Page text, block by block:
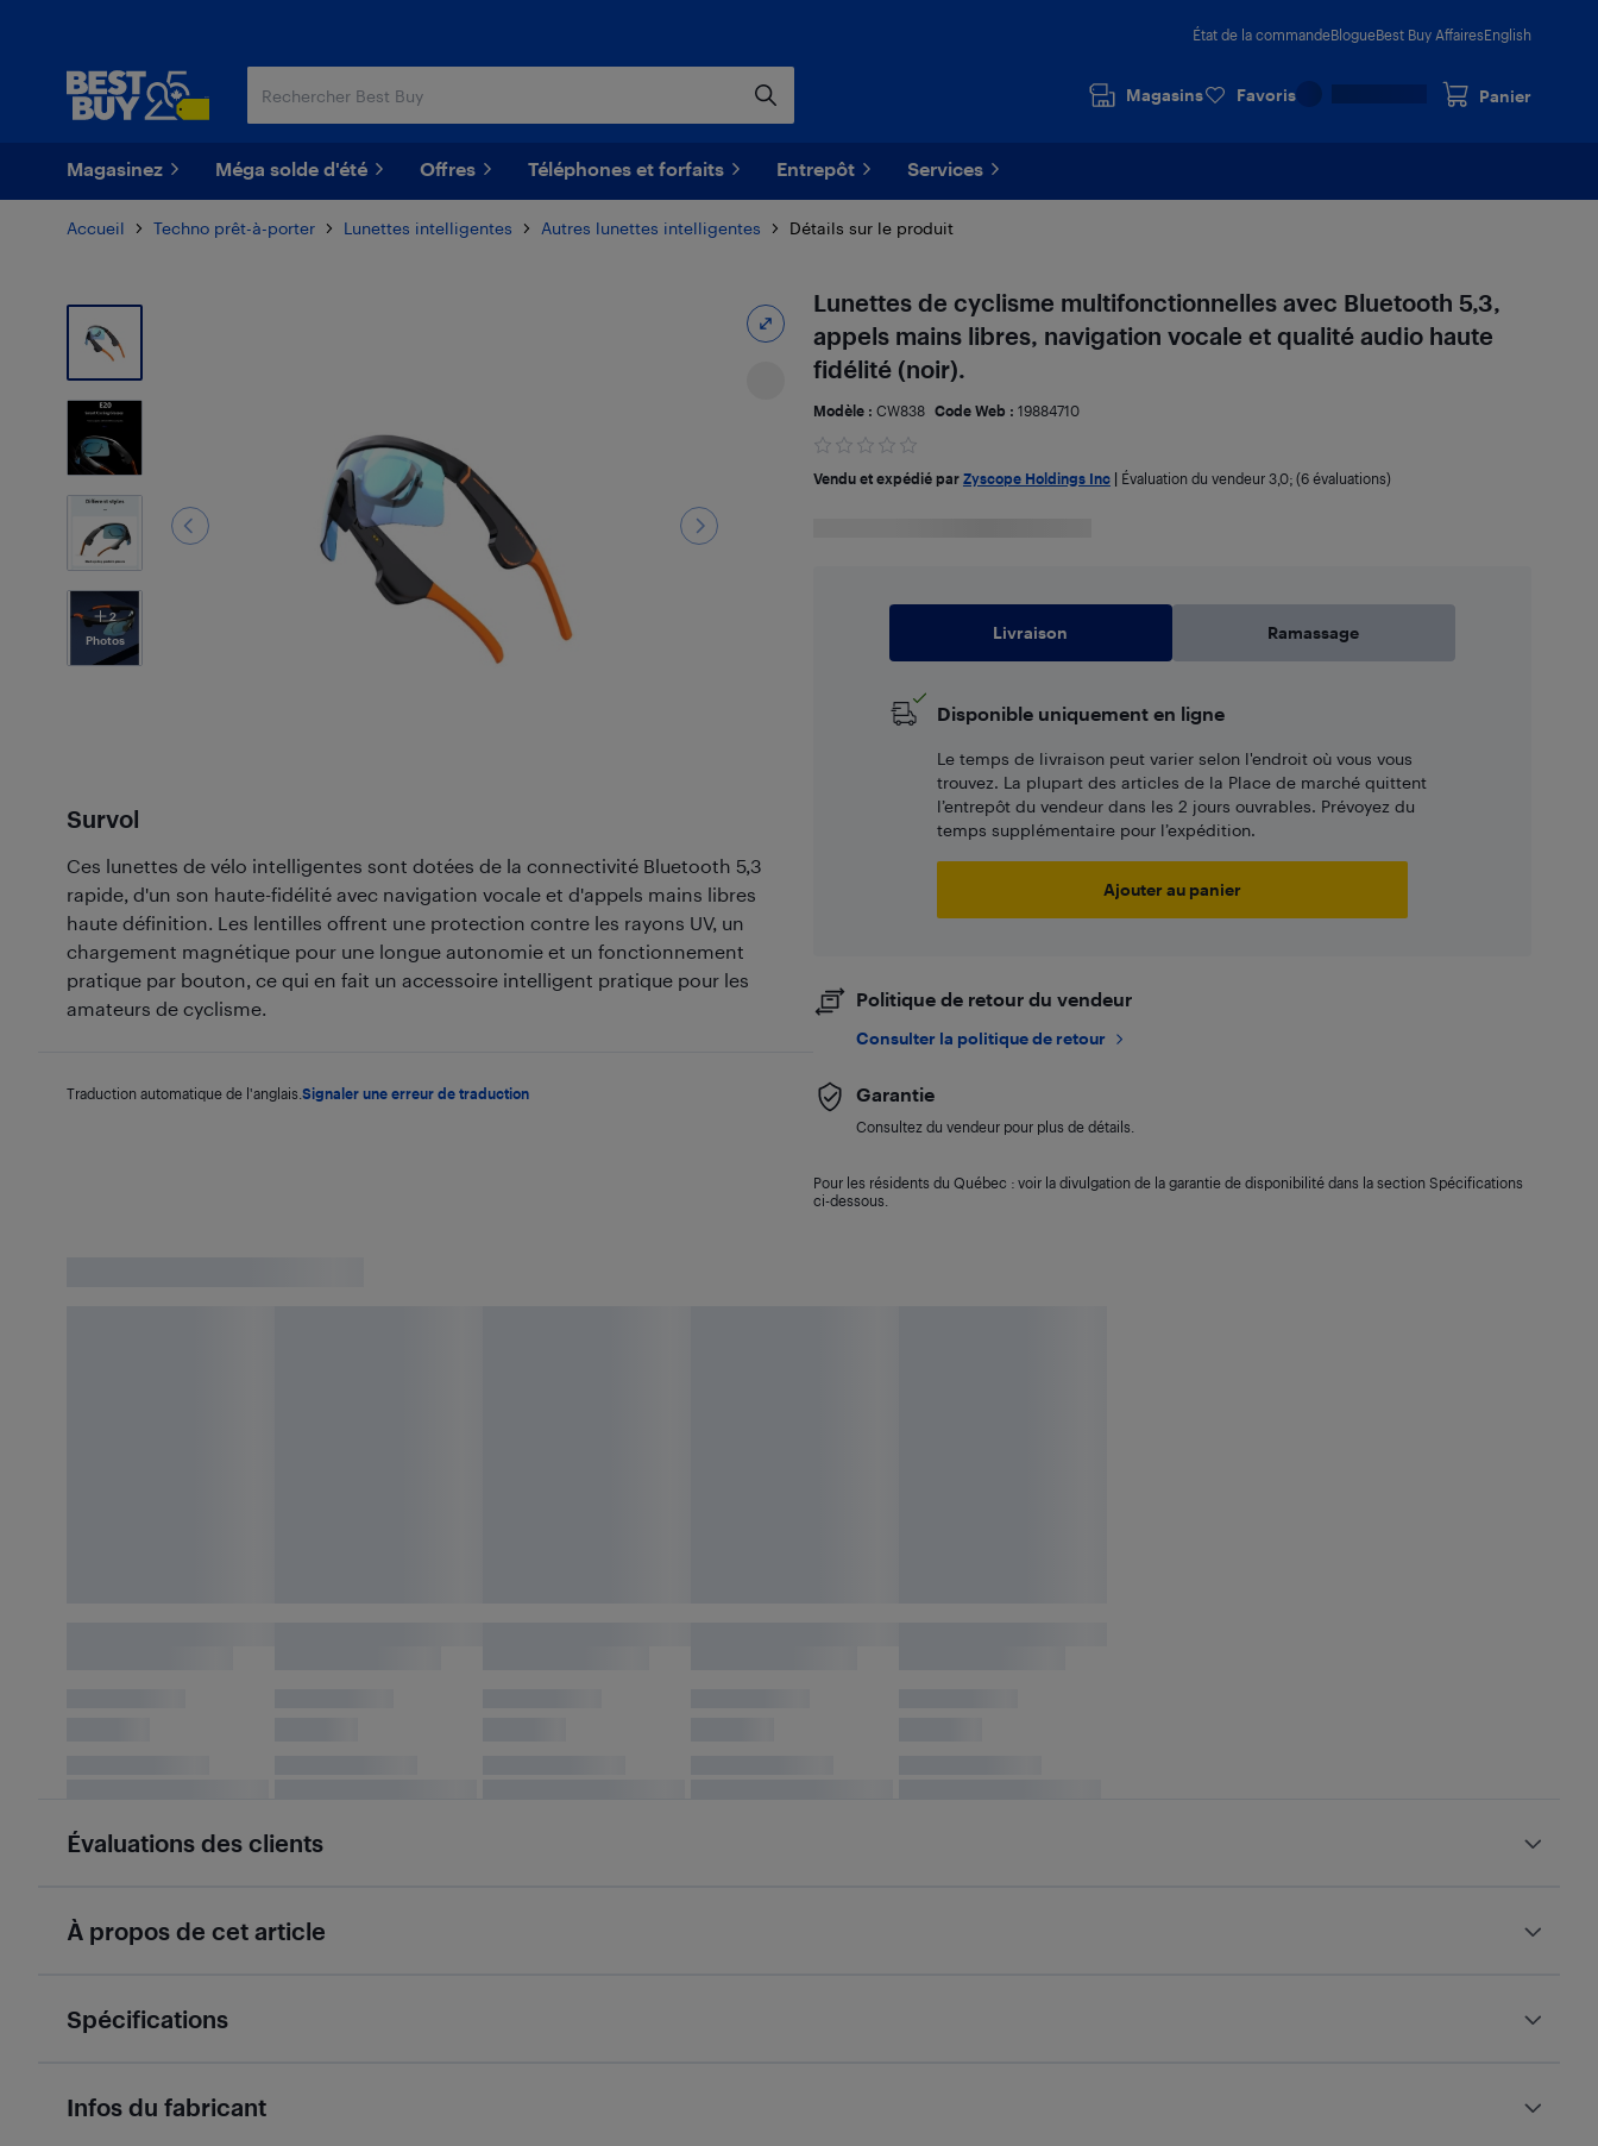
État de la commandeBlogueBest Buy AffairesEnglish
Magasins Favoris Panier
Magasinez Méga solde d'été Offres Téléphones et forfaits Entrepôt Services
Accueil Techno prêt-à-porter Lunettes intelligentes Autres lunettes intelligentes Détails sur le produit
2
Photos
Survol
Ces lunettes de vélo intelligentes sont dotées de la connectivité Bluetooth 5,3
rapide, d'un son haute-fidélité avec navigation vocale et d'appels mains libres
haute définition. Les lentilles offrent une protection contre les rayons UV, un
chargement magnétique pour une longue autonomie et un fonctionnement
pratique par bouton, ce qui en fait un accessoire intelligent pratique pour les
amateurs de cyclisme.
Traduction automatique de l'anglais. Signaler une erreur de traduction
Lunettes de cyclisme multifonctionnelles avec Bluetooth 5,3,
appels mains libres, navigation vocale et qualité audio haute
fidélité (noir).
Modèle : CW838 Code Web : 19884710
Vendu et expédié par Zyscope Holdings Inc| Évaluation du vendeur 3,0; (6 évaluations)
Livraison Ramassage
Disponible uniquement en ligne
Le temps de livraison peut varier selon l'endroit où vous vous
trouvez. La plupart des articles de la Place de marché quittent
l’entrepôt du vendeur dans les 2 jours ouvrables. Prévoyez du
temps supplémentaire pour l’expédition.
Ajouter au panier
Politique de retour du vendeur
Consulter la politique de retour
Garantie
Consultez du vendeur pour plus de détails.
Pour les résidents du Québec : voir la divulgation de la garantie de disponibilité dans la section Spécifications
ci-dessous.
Évaluations des clients
À propos de cet article
Spécifications
Infos du fabricant